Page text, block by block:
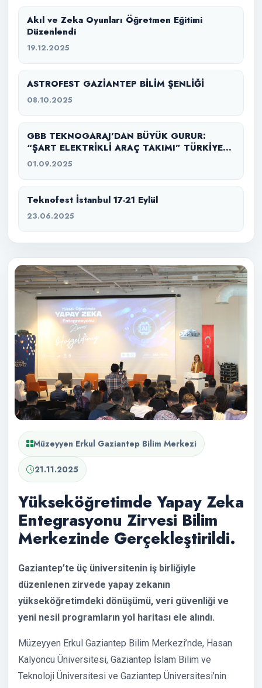
Müzeyyen Erkul Gaziantep Bilim Merkezi
21.11.2025
Yükseköğretimde Yapay Zeka
Entegrasyonu Zirvesi Bilim
Merkezinde Gerçekleştirildi.
Gaziantep’te üç üniversitenin iş birliğiyle
düzenlenen zirvede yapay zekanın
yükseköğretimdeki dönüşümü, veri güvenliği ve
yeni nesil programların yol haritası ele alındı.
Müzeyyen Erkul Gaziantep Bilim Merkezi’nde, Hasan
Kalyoncu Üniversitesi, Gaziantep İslam Bilim ve
Teknoloji Üniversitesi ve Gaziantep Üniversitesi’nin
Akıl ve Zeka Oyunları Öğretmen Eğitimi
Düzenlendi
19.12.2025
ASTROFEST GAZİANTEP BİLİM ŞENLİĞİ
08.10.2025
GBB TEKNOGARAJ’DAN BÜYÜK GURUR:
“ŞART ELEKTRİKLİ ARAÇ TAKIMI” TÜRKİYE
ŞAMPİYONU
01.09.2025
Teknofest İstanbul 17-21 Eylül
23.06.2025